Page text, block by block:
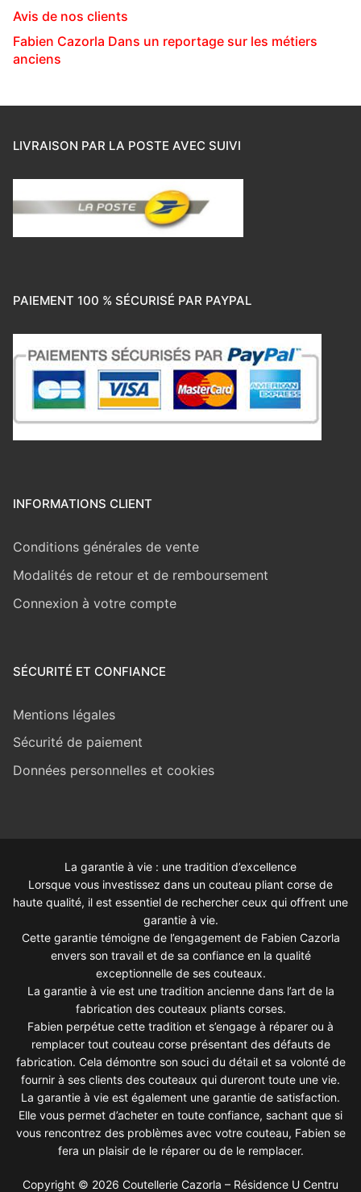
Avis de nos clients
Fabien Cazorla Dans un reportage sur les métiers
anciens
LIVRAISON PAR LA POSTE AVEC SUIVI
PAIEMENT 100 % SÉCURISÉ PAR PAYPAL
INFORMATIONS CLIENT
Conditions générales de vente
Modalités de retour et de remboursement
Connexion à votre compte
SÉCURITÉ ET CONFIANCE
Mentions légales
Sécurité de paiement
Données personnelles et cookies
La garantie à vie : une tradition d’excellence
Lorsque vous investissez dans un couteau pliant corse de
haute qualité, il est essentiel de rechercher ceux qui offrent une
garantie à vie.
Cette garantie témoigne de l’engagement de Fabien Cazorla
envers son travail et de sa confiance en la qualité
exceptionnelle de ses couteaux.
La garantie à vie est une tradition ancienne dans l’art de la
fabrication des couteaux pliants corses.
Fabien perpétue cette tradition et s’engage à réparer ou à
remplacer tout couteau corse présentant des défauts de
fabrication. Cela démontre son souci du détail et sa volonté de
fournir à ses clients des couteaux qui dureront toute une vie.
La garantie à vie est également une garantie de satisfaction.
Elle vous permet d’acheter en toute confiance, sachant que si
vous rencontrez des problèmes avec votre couteau, Fabien se
fera un plaisir de le réparer ou de le remplacer.
Copyright © 2026 Coutellerie Cazorla – Résidence U Centru